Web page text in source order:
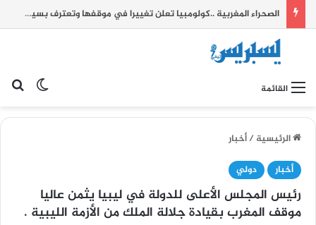
الصحراء المغربية ..كولومبيا تعلن تغييرا في موقفها وتعترف بسيادة المغرب على صحرائه
القائمة
الرئيسية/أخبار
أخبار
دولي
رئيس المجلس الأعلى للدولة في ليبيا يثمن عاليا
موقف المغرب بقيادة جلالة الملك من الأزمة الليبية .